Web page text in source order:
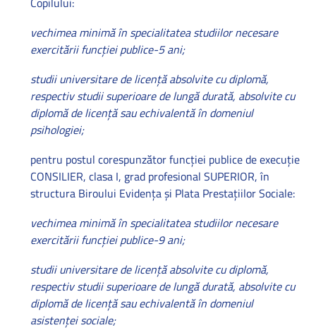
vechimea minimă în specialitatea studiilor necesare
exercitării funcţiei publice-5 ani;
studii universitare de licenţă absolvite cu diplomă,
respectiv studii superioare de lungă durată, absolvite cu
diplomă de licenţă sau echivalentă în domeniul
psihologiei;
pentru postul corespunzător funcţiei publice de execuţie
CONSILIER, clasa I, grad profesional SUPERIOR, în
structura Biroului Evidenţa şi Plata Prestaţiilor Sociale:
vechimea minimă în specialitatea studiilor necesare
exercitării funcţiei publice-9 ani;
studii universitare de licenţă absolvite cu diplomă,
respectiv studii superioare de lungă durată, absolvite cu
diplomă de licenţă sau echivalentă în domeniul
asistenţei sociale;